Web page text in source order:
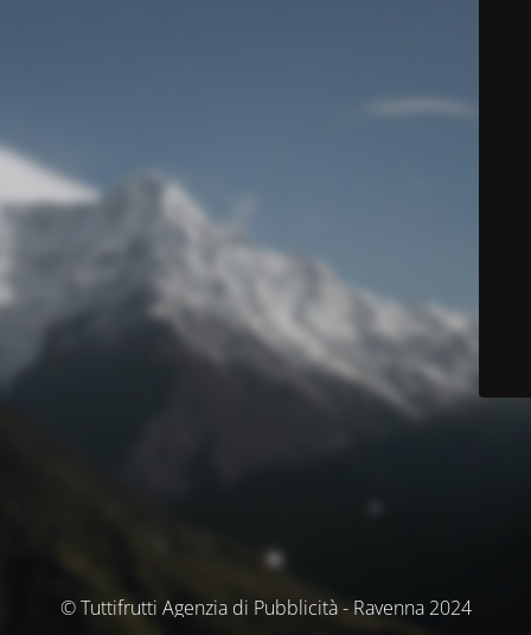
© Tuttifrutti Agenzia di Pubblicità - Ravenna 2024